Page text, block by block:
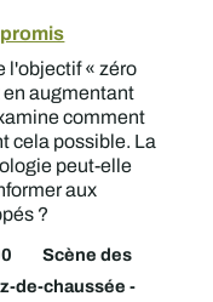
l'objectif « zéro
augmentant
comment
cela possible. La
peut-elle
aux
?
Scène des
de-chaussée -